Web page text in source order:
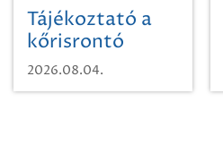
Tájékoztató a
kőrisrontó
karcsúdíszbogárról
2026.08.04.